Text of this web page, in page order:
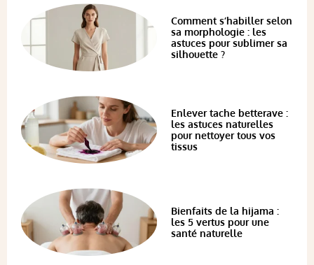
Comment s’habiller selon
sa morphologie : les
astuces pour sublimer sa
silhouette ?
Enlever tache betterave :
les astuces naturelles
pour nettoyer tous vos
tissus
Bienfaits de la hijama :
les 5 vertus pour une
santé naturelle